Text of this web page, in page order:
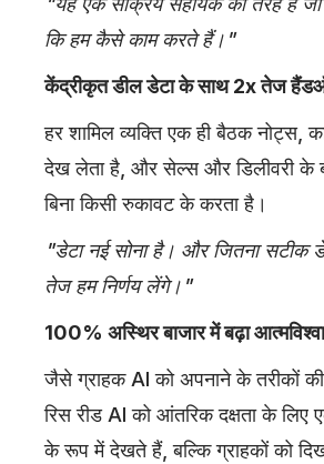
कि हम कैसे काम करते हैं।"
केंद्रीकृत डील डेटा के साथ 2x तेज
हर शामिल व्यक्ति एक ही बैठक नोट्स,
देख लेता है, और सेल्स और डिलीवरी के
बिना किसी रुकावट के करता है।
"डेटा नई सोना है। और जितना सटीक
तेज हम निर्णय लेंगे।"
100% अस्थिर बाजार में बढ़ा
जैसे ग्राहक AI को अपनाने के तरीकों
रिस रीड AI को आंतरिक दक्षता के लिए
के रूप में देखते हैं, बल्कि ग्राहकों को